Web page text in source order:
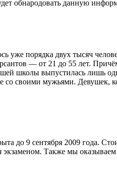
обнародовать данную
уже порядка двух тысяч
— от 21 до 55 лет.
школы выпустилась лишь
со своими мужьями. Девушек,
до 9 сентября 2009 года.
экзаменом. Также мы